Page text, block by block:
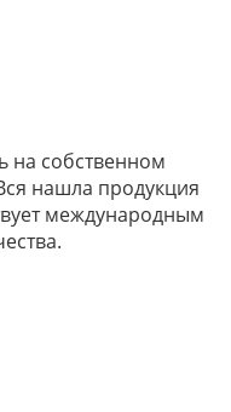
на собственном
нашла продукция
международным